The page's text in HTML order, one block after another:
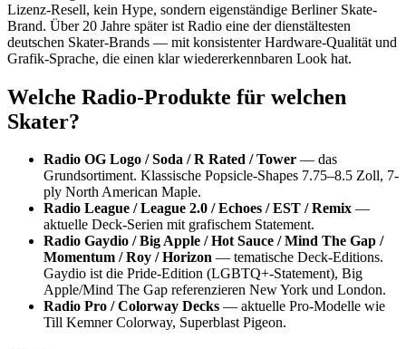
Lizenz-Resell, kein Hype, sondern eigenständige Berliner Skate-
Brand. Über 20 Jahre später ist Radio eine der dienstältesten
deutschen Skater-Brands — mit konsistenter Hardware-Qualität und
Grafik-Sprache, die einen klar wiedererkennbaren Look hat.
Welche Radio-Produkte für welchen
Skater?
Radio OG Logo / Soda / R Rated / Tower — das
Grundsortiment. Klassische Popsicle-Shapes 7.75–8.5 Zoll, 7-
ply North American Maple.
Radio League / League 2.0 / Echoes / EST / Remix —
aktuelle Deck-Serien mit grafischem Statement.
Radio Gaydio / Big Apple / Hot Sauce / Mind The Gap /
Momentum / Roy / Horizon — tematische Deck-Editions.
Gaydio ist die Pride-Edition (LGBTQ+-Statement), Big
Apple/Mind The Gap referenzieren New York und London.
Radio Pro / Colorway Decks — aktuelle Pro-Modelle wie
Till Kemner Colorway, Superblast Pigeon.